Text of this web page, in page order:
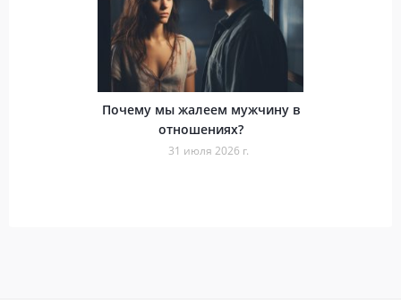
Почему мы жалеем мужчину в
отношениях?
31 июля 2026 г.